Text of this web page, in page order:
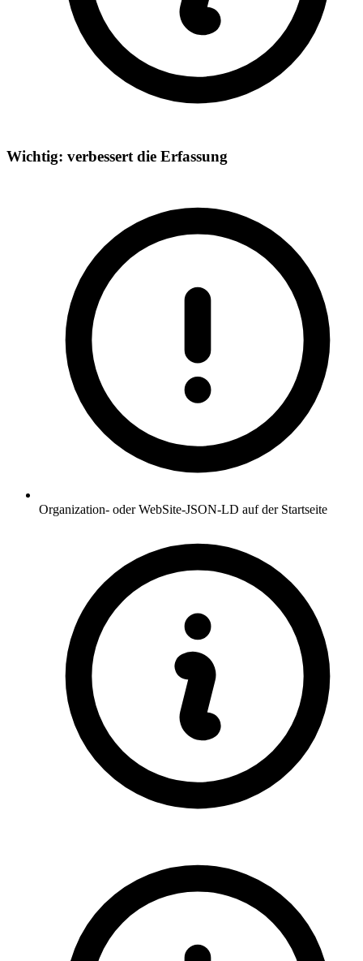
Wichtig: verbessert die Erfassung
Organization- oder WebSite-JSON-LD auf der Startseite